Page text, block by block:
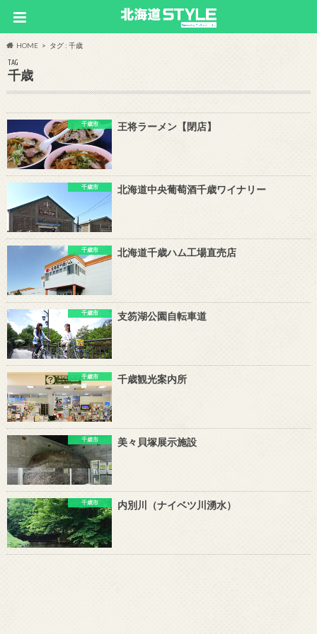
HOME タグ : 千歳
TAG
千歳
千歳市 王将ラーメン【閉店】
千歳市 北海道中央葡萄酒千歳ワイナリー
千歳市 北海道千歳ハム工場直売店
千歳市 支笏湖公園自転車道
千歳市 千歳観光案内所
千歳市 美々貝塚展示施設
千歳市 内別川（ナイベツ川湧水）